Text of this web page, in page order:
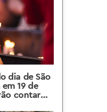
dia de São
19 de
contar